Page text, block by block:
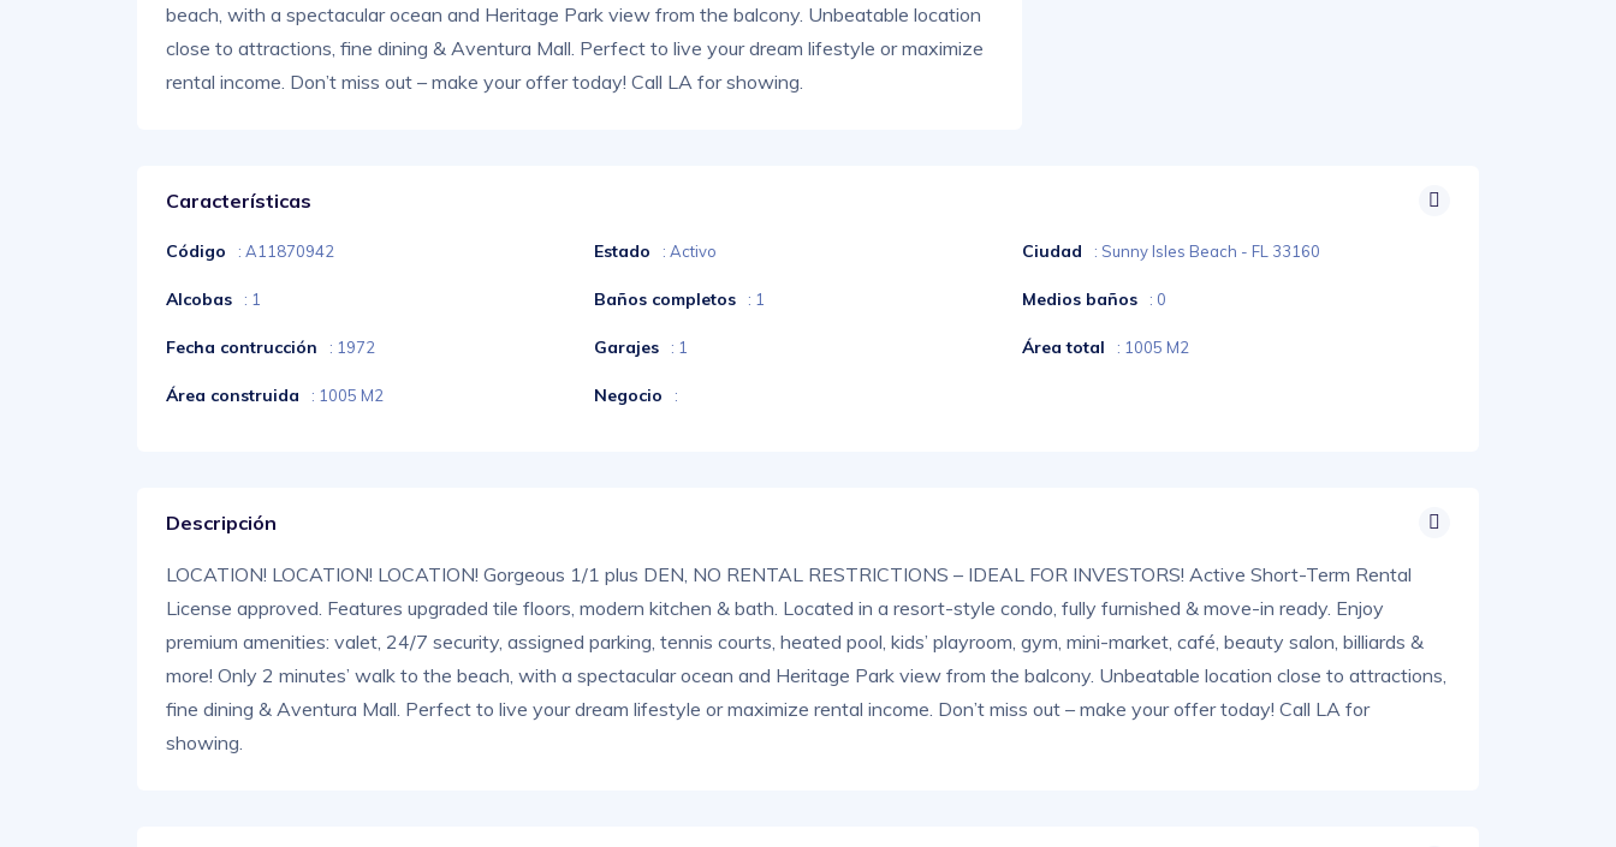
beach, with a spectacular ocean and Heritage Park view from the balcony. Unbeatable location
close to attractions, fine dining & Aventura Mall. Perfect to live your dream lifestyle or maximize
rental income. Don’t miss out – make your offer today! Call LA for showing.
Características
Código : A11870942 Estado : Activo Ciudad : Sunny Isles Beach - FL 33160
Alcobas : 1 Baños completos : 1 Medios baños : 0
Fecha contrucción : 1972 Garajes : 1 Área total : 1005 M2
Área construida : 1005 M2 Negocio :
Descripción
LOCATION! LOCATION! LOCATION! Gorgeous 1/1 plus DEN, NO RENTAL RESTRICTIONS – IDEAL FOR INVESTORS! Active Short-Term Rental
License approved. Features upgraded tile floors, modern kitchen & bath. Located in a resort-style condo, fully furnished & move-in ready. Enjoy
premium amenities: valet, 24/7 security, assigned parking, tennis courts, heated pool, kids’ playroom, gym, mini-market, café, beauty salon, billiards &
more! Only 2 minutes’ walk to the beach, with a spectacular ocean and Heritage Park view from the balcony. Unbeatable location close to attractions,
fine dining & Aventura Mall. Perfect to live your dream lifestyle or maximize rental income. Don’t miss out – make your offer today! Call LA for
showing.